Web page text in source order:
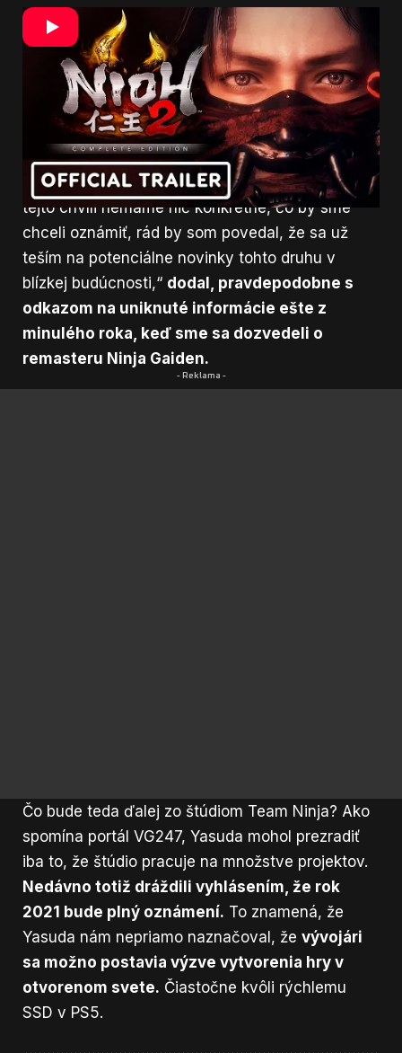
Vráti sa Team Ninja k Ninja Gaiden?
Aj na túto tému Yasuda tiež zaostril myšlienku.
„Tentokrát nie je potrebné nič vravieť.Ak by
Ninja Gaiden neexistoval, potom by
neexistoval ani Nioh,“ uviedol riaditeľ
franšízového obchodu Nioh.“
„Pre štúdio je to skutočne dôležitá séria. Aj keď v
tejto chvíli nemáme nič konkrétne, čo by sme
chceli oznámiť, rád by som povedal, že sa už
teším na potenciálne novinky tohto druhu v
blízkej budúcnosti,“ dodal, pravdepodobne s
odkazom na uniknuté informácie ešte z
minulého roka, keď sme sa dozvedeli o
remasteru Ninja Gaiden.
- Reklama -
Čo bude teda ďalej zo štúdiom Team Ninja? Ako
spomína portál VG247, Yasuda mohol prezradiť
iba to, že štúdio pracuje na množstve projektov.
Nedávno totiž dráždili vyhlásením, že rok
2021 bude plný oznámení. To znamená, že
Yasuda nám nepriamo naznačoval, že vývojári
sa možno postavia výzve vytvorenia hry v
otvorenom svete. Čiastočne kvôli rýchlemu
SSD v PS5.